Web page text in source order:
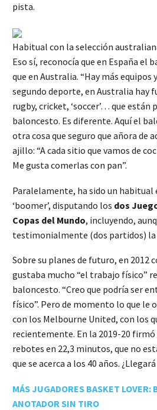
pista.
Habitual con la selección
Eso sí, reconocía que en España el
que en Australia. “Hay más equipos
segundo deporte, en Australia hay
rugby, cricket, ‘soccer’… que están
baloncesto. Es diferente. Aquí el
otra cosa que seguro que añora de
ajillo: “A cada sitio que vamos de
Me gusta comerlas con pan”.
Paralelamente, ha sido un habitual
‘boomer’, disputando los dos
Copas del Mundo, incluyendo,
testimonialmente (dos partidos) la
Sobre su planes de futuro, en 2012
gustaba mucho “el trabajo físico”
baloncesto. “Creo que podría ser
físico”. Pero de momento lo que le
con los Melbourne United, con los
recientemente. En la 2019-20 firmó
rebotes en 22,3 minutos, que no
que se acerca a los 40 años.
MÁS JUGADORES BASKET LOVER:
ANOTADOR SIN TIRO